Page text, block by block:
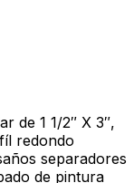
de 1 1/2″ X 3″,
redondo
separadores
de pintura